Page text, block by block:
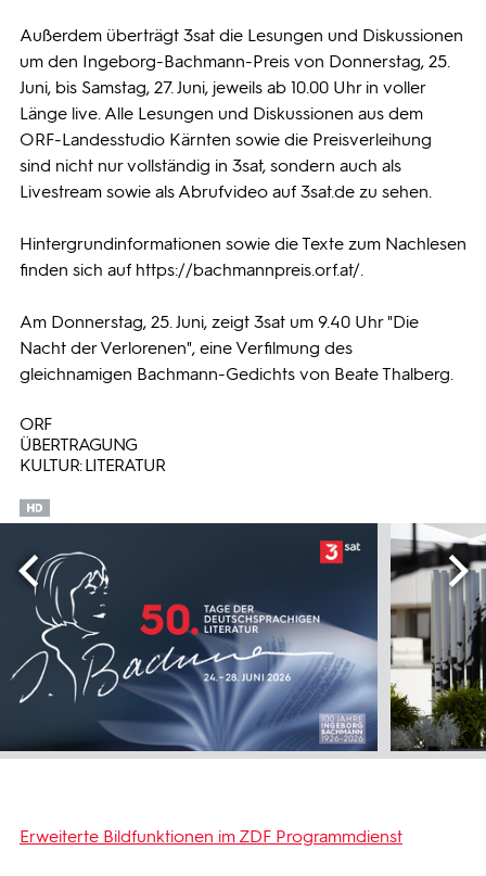
Außerdem überträgt 3sat die Lesungen und Diskussionen
um den Ingeborg-Bachmann-Preis von Donnerstag, 25.
Juni, bis Samstag, 27. Juni, jeweils ab 10.00 Uhr in voller
Länge live. Alle Lesungen und Diskussionen aus dem
ORF-Landesstudio Kärnten sowie die Preisverleihung
sind nicht nur vollständig in 3sat, sondern auch als
Livestream sowie als Abrufvideo auf 3sat.de zu sehen.
Hintergrundinformationen sowie die Texte zum Nachlesen
finden sich auf https://bachmannpreis.orf.at/.
Am Donnerstag, 25. Juni, zeigt 3sat um 9.40 Uhr "Die
Nacht der Verlorenen", eine Verfilmung des
gleichnamigen Bachmann-Gedichts von Beate Thalberg.
ORF
ÜBERTRAGUNG
KULTUR: LITERATUR
Erweiterte Bildfunktionen im ZDF Programmdienst